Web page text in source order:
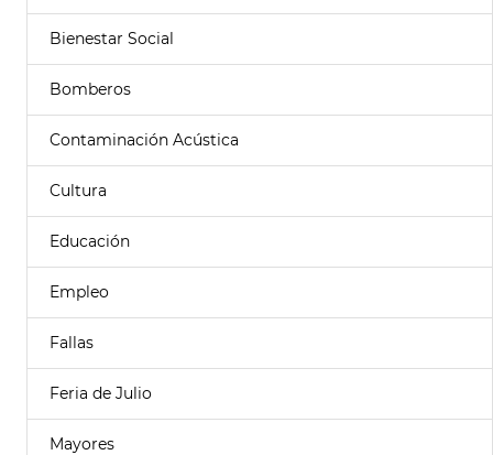
Bienestar Social
Bomberos
Contaminación Acústica
Cultura
Educación
Empleo
Fallas
Feria de Julio
Mayores